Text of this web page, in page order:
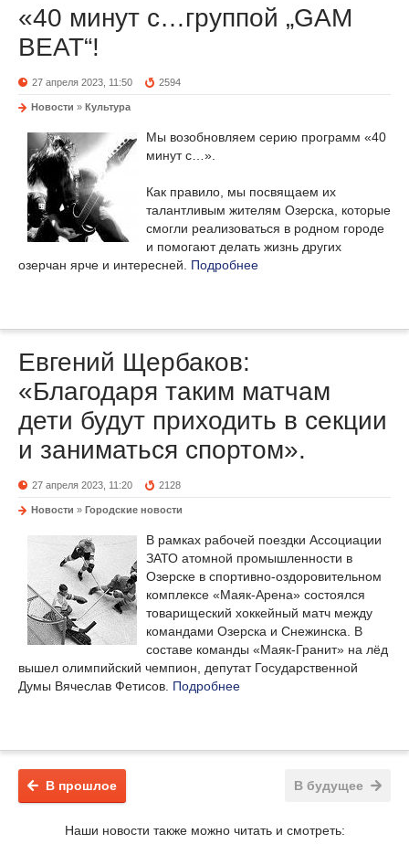
«40 минут с…группой „GAM
BEAT“!
27 апреля 2023, 11:50 2594
Новости » Культура
Мы возобновляем серию программ «40
минут с…».
Как правило, мы посвящаем их
талантливым жителям Озерска, которые
смогли реализоваться в родном городе
и помогают делать жизнь других
озерчан ярче и интересней. Подробнее
Евгений Щербаков:
«Благодаря таким матчам
дети будут приходить в секции
и заниматься спортом».
27 апреля 2023, 11:20 2128
Новости » Городские новости
В рамках рабочей поездки Ассоциации
ЗАТО атомной промышленности в
Озерске в спортивно-оздоровительном
комплексе «Маяк-Арена» состоялся
товарищеский хоккейный матч между
командами Озерска и Снежинска. В
составе команды «Маяк-Гранит» на лёд
вышел олимпийский чемпион, депутат Государственной
Думы Вячеслав Фетисов. Подробнее
В будущее
В прошлое
Наши новости также можно читать и смотреть: